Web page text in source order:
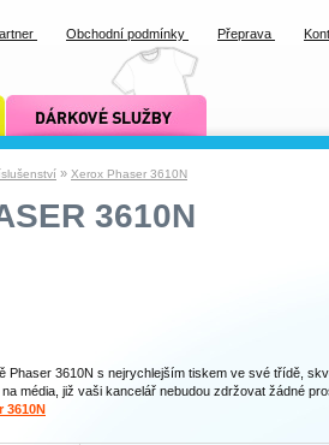
» Xerox Phaser 3610N
3610N
Phaser 3610N s nejrychlejším tiskem ve své třídě,
média, již vaši kancelář nebudou zdržovat žádné
3610N
dárkové služby xcopy
Obchodní podmínky Přeprava